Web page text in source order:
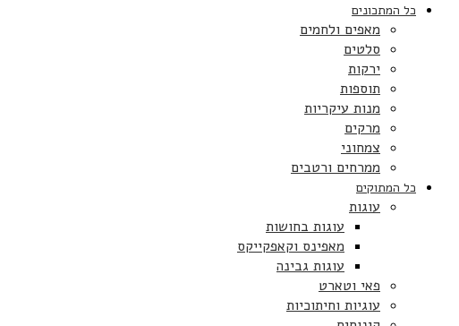
כל המתכונים
מאפים ולחמים
סלטים
ירקות
תוספות
מנות עיקריות
מרקים
צמחוני
ממרחים ורטבים
כל המתוקים
עוגות
עוגות בחושות
מאפינס וקאפקייקס
עוגות גבינה
פאי וטארט
עוגיות וחיתוכיות